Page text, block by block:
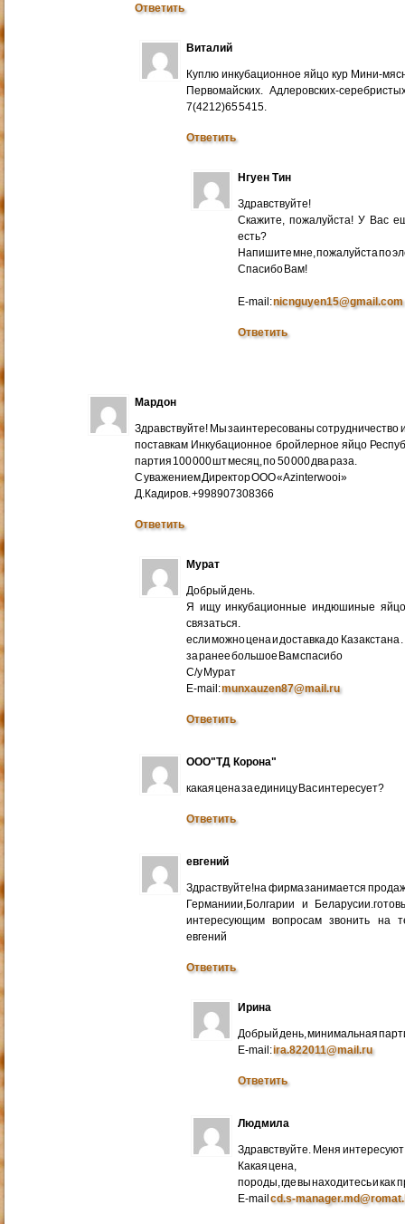
Ответить
Виталий
Куплю инкубационное яйцо кур Мини-
Первомайских. Адлеровских-
7(4212)65 5415.
Ответить
Нгуен Тин
Здравствуйте!
Скажите, пожалуйста! У Вас
есть?
Напишите мне, пожалуйста по
Cпасибо Вам!
E-mail:nicnguyen15@gmail.com
Ответить
Мардон
Здравствуйте! Мы заинтересованы сотрудничество
поставкам Инкубационное бройлерное яйцо
партия 100 000 шт месяц, по 50 000 два раза.
С уважением Директор ООО «Azinterwooi»
Д.Кадиров. +998907308366
Ответить
Мурат
Добрый день.
Я ищу инкубационные индюшиные
связаться.
если можно цена и доставка до Казакстана .
за ранее большое Вам спасибо
С/у Мурат
E-mail:munxauzen87@mail.ru
Ответить
ООО"ТД Корона"
какая цена за единицу Вас интересует?
Ответить
евгений
Здраствуйте!на фирма занимается
Германиии,Болгарии и
интересующим вопросам звонить на
евгений
Ответить
Ирина
Добрый день, минимальная
E-mail:ira.822011@mail.ru
Ответить
Людмила
Здравствуйте. Меня
Какая цена,
породы, где вы находитесь и как
E-mailcd.s-